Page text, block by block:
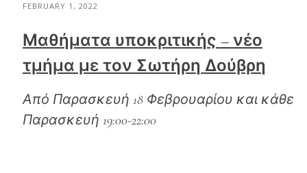
FEBRUARY 1, 2022
Μαθήματα υποκριτικής – νέο
τμήμα με τον Σωτήρη Δούβρη
Από Παρασκευή 18 Φεβρουαρίου και κάθε
Παρασκευή 19:00-22:00